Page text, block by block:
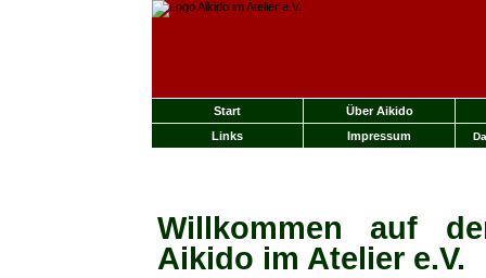
Start
Über Aikido
Links
Impressum
Willkommen auf
Aikido im Atelier e.V.